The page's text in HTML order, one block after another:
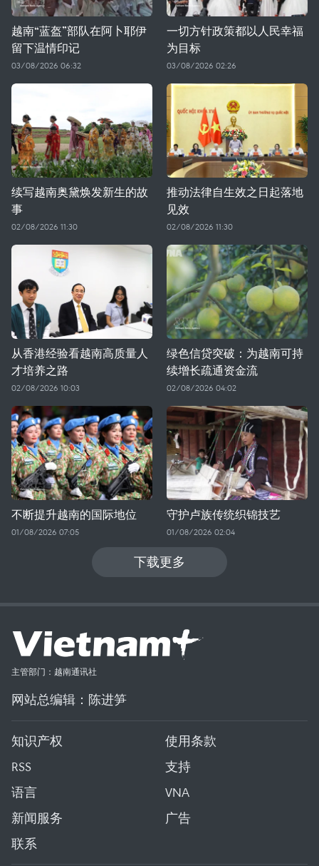
越南“蓝盔”部队在阿卜耶伊
留下温情印记
03/08/2026 06:32
一切方针政策都以人民幸福
为目标
03/08/2026 02:26
续写越南奥黛焕发新生的故
事
02/08/2026 11:30
推动法律自生效之日起落地
见效
02/08/2026 11:30
从香港经验看越南高质量人
才培养之路
02/08/2026 10:03
绿色信贷突破：为越南可持
续增长疏通资金流
02/08/2026 04:02
不断提升越南的国际地位
01/08/2026 07:05
守护卢族传统织锦技艺
01/08/2026 02:04
下载更多
主管部门：越南通讯社
网站总编辑：陈进笋
知识产权
使用条款
RSS
支持
语言
VNA
新闻服务
广告
联系